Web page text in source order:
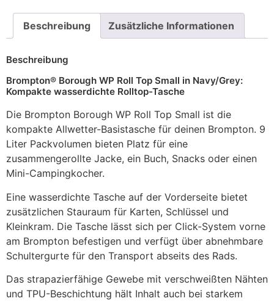
Beschreibung Zusätzliche Informationen
Beschreibung
Brompton® Borough WP Roll Top Small in Navy/Grey:
Kompakte wasserdichte Rolltop-Tasche
Die Brompton Borough WP Roll Top Small ist die
kompakte Allwetter-Basistasche für deinen Brompton. 9
Liter Packvolumen bieten Platz für eine
zusammengerollte Jacke, ein Buch, Snacks oder einen
Mini-Campingkocher.
Eine wasserdichte Tasche auf der Vorderseite bietet
zusätzlichen Stauraum für Karten, Schlüssel und
Kleinkram. Die Tasche lässt sich per Click-System vorne
am Brompton befestigen und verfügt über abnehmbare
Schultergurte für den Transport abseits des Rads.
Das strapazierfähige Gewebe mit verschweißten Nähten
und TPU-Beschichtung hält Inhalt auch bei starkem